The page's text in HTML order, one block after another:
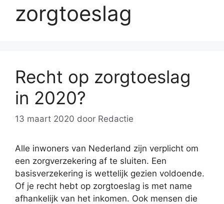
zorgtoeslag
Recht op zorgtoeslag
in 2020?
13 maart 2020 door Redactie
Alle inwoners van Nederland zijn verplicht om
een zorgverzekering af te sluiten. Een
basisverzekering is wettelijk gezien voldoende.
Of je recht hebt op zorgtoeslag is met name
afhankelijk van het inkomen. Ook mensen die